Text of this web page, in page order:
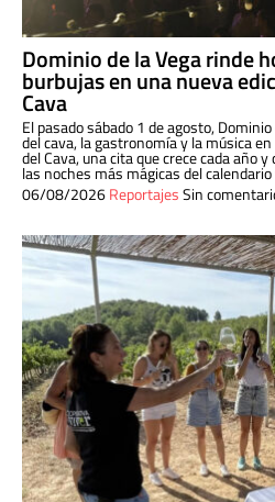
Dominio de la Vega rinde
burbujas en una nueva
Cava
El pasado sábado 1 de agosto,
del cava, la gastronomía y la música
del Cava, una cita que crece cada año
las noches más mágicas del
06/08/2026ReportajesSin